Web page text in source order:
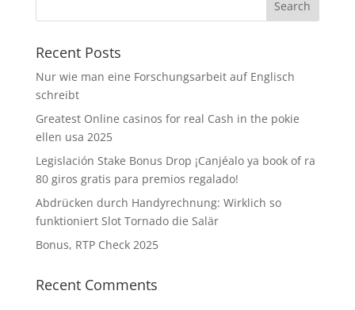
Recent Posts
Nur wie man eine Forschungsarbeit auf Englisch
schreibt
Greatest Online casinos for real Cash in the pokie
ellen usa 2025
Legislación Stake Bonus Drop ¡Canjéalo ya book of ra
80 giros gratis para premios regalado!
Abdrücken durch Handyrechnung: Wirklich so
funktioniert Slot Tornado die Salär
Bonus, RTP Check 2025
Recent Comments